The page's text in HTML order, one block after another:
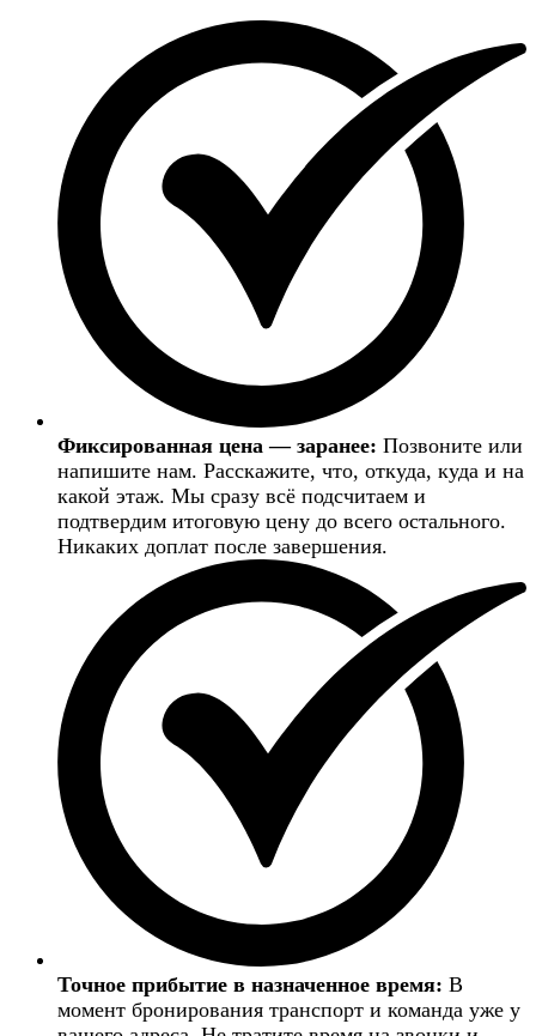
Фиксированная цена — заранее: Позвоните или
напишите нам. Расскажите, что, откуда, куда и на
какой этаж. Мы сразу всё подсчитаем и
подтвердим итоговую цену до всего остального.
Никаких доплат после завершения.
Точное прибытие в назначенное время: В
момент бронирования транспорт и команда уже у